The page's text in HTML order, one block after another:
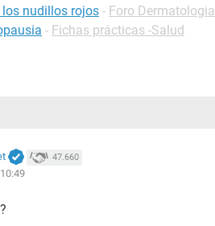
los nudillos rojos - Foro Dermatologia
- Fichas prácticas -Salud
47.660